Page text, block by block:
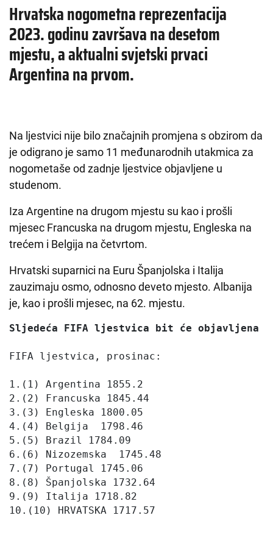
Hrvatska nogometna reprezentacija
2023. godinu završava na desetom
mjestu, a aktualni svjetski prvaci
Argentina na prvom.
Na ljestvici nije bilo značajnih promjena s obzirom da
je odigrano je samo 11 međunarodnih utakmica za
nogometaše od zadnje ljestvice objavljene u
studenom.
Iza Argentine na drugom mjestu su kao i prošli
mjesec Francuska na drugom mjestu, Engleska na
trećem i Belgija na četvrtom.
Hrvatski suparnici na Euru Španjolska i Italija
zauzimaju osmo, odnosno deveto mjesto. Albanija
je, kao i prošli mjesec, na 62. mjestu.
Sljedeća FIFA ljestvica bit će objavljena
FIFA ljestvica, prosinac:
1.(1) Argentina 1855.2
2.(2) Francuska 1845.44
3.(3) Engleska 1800.05
4.(4) Belgija  1798.46
5.(5) Brazil 1784.09
6.(6) Nizozemska  1745.48
7.(7) Portugal 1745.06
8.(8) Španjolska 1732.64
9.(9) Italija 1718.82
10.(10) HRVATSKA 1717.57